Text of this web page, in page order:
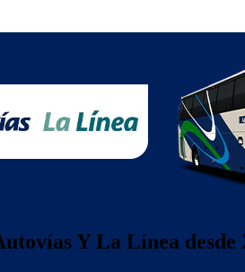
Y La Línea